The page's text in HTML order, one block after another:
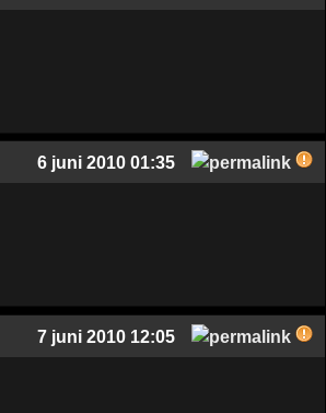
6 juni 2010 01:35
7 juni 2010 12:05